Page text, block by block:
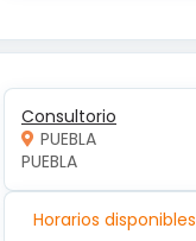
Consultorio
PUEBLA
PUEBLA
Horarios disponibles